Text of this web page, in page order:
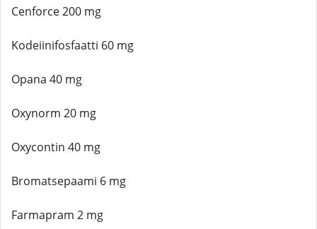
Cenforce 200 mg
Kodeiinifosfaatti 60 mg
Opana 40 mg
Oxynorm 20 mg
Oxycontin 40 mg
Bromatsepaami 6 mg
Farmapram 2 mg